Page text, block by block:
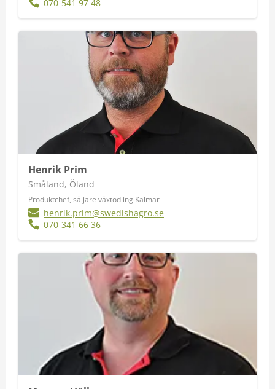
070-541 97 48
Henrik Prim
Småland, Öland
Produktchef, säljare växtodling Kalmar
henrik.prim@swedishagro.se
070-341 66 36